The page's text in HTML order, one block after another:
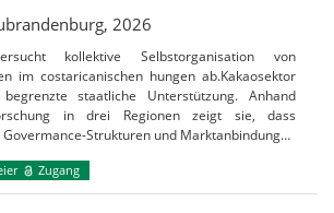
2026
kollektive Selbstorganisation von
im costaricanischen hungen ab.Kakaosektor
staatliche Unterstützung. Anhand
in drei Regionen zeigt sie, dass
Strukturen und Marktanbindung…
Zugang